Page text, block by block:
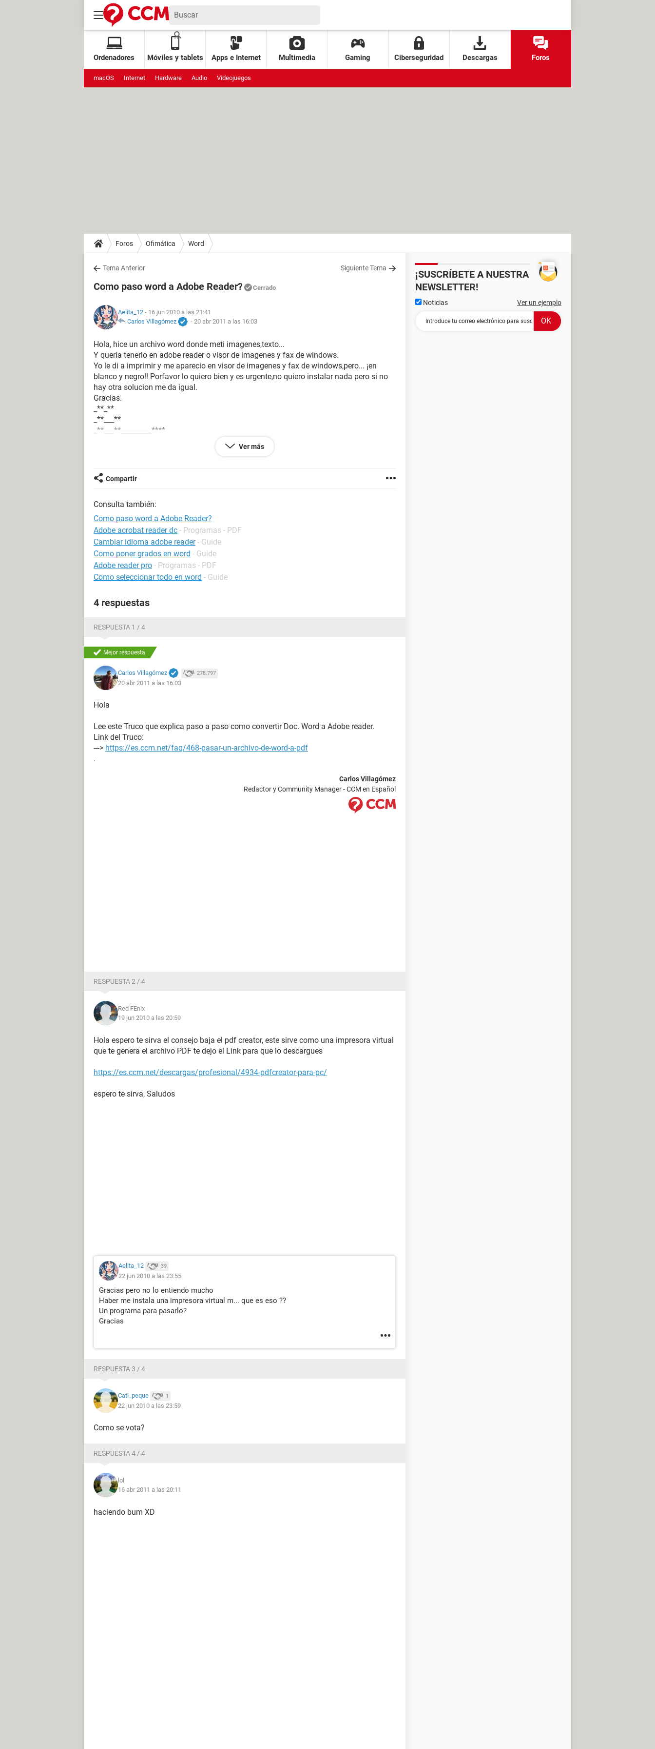
Ordenadores Móviles y tablets Apps e Internet Multimedia Gaming Ciberseguridad Descargas Foros
macOS Internet Hardware Audio Videojuegos
Foros Ofimática Word
Tema Anterior Siguiente Tema
Como paso word a Adobe Reader? Cerrado
Aelita_12 - 16 jun 2010 a las 21:41
Carlos Villagómez
- 20 abr 2011 a las 16:03
Hola, hice un archivo word donde meti imagenes,texto...
Y queria tenerlo en adobe reader o visor de imagenes y fax de windows.
Yo le di a imprimir y me aparecio en visor de imagenes y fax de windows,pero... ¡en
blanco y negro!! Porfavor lo quiero bien y es urgente,no quiero instalar nada pero si no
hay otra solucion me da igual.
Gracias.
_**_**
_**___**
_**___**_________****
___**__*____*__**_____**__*
____**_**__**_**________**
___*___________*
__*_____________*
_*____0_____0____*
_*_______@_______*
_*_______________*
___*_____v_____*
_____**_____**
Ver más
Compartir
Consulta también:
Como paso word a Adobe Reader?
Adobe acrobat reader dc - Programas - PDF
Cambiar idioma adobe reader - Guide
Como poner grados en word - Guide
Adobe reader pro - Programas - PDF
Como seleccionar todo en word - Guide
4 respuestas
RESPUESTA 1 / 4
Mejor respuesta
Carlos Villagómez 278.797
20 abr 2011 a las 16:03
Hola
Lee este Truco que explica paso a paso como convertir Doc. Word a Adobe reader.
Link del Truco:
---> https://es.ccm.net/faq/468-pasar-un-archivo-de-word-a-pdf
.
Carlos Villagómez
Redactor y Community Manager - CCM en Español
RESPUESTA 2 / 4
Red FEnix
19 jun 2010 a las 20:59
Hola espero te sirva el consejo baja el pdf creator, este sirve como una impresora virtual
que te genera el archivo PDF te dejo el Link para que lo descargues
https://es.ccm.net/descargas/profesional/4934-pdfcreator-para-pc/
espero te sirva, Saludos
Aelita_12 39
22 jun 2010 a las 23:55
Gracias pero no lo entiendo mucho
Haber me instala una impresora virtual m... que es eso ??
Un programa para pasarlo?
Gracias
RESPUESTA 3 / 4
Cati_peque 1
22 jun 2010 a las 23:59
Como se vota?
RESPUESTA 4 / 4
lol
16 abr 2011 a las 20:11
haciendo bum XD
¡SUSCRÍBETE A NUESTRA
NEWSLETTER!
Noticias Ver un ejemplo